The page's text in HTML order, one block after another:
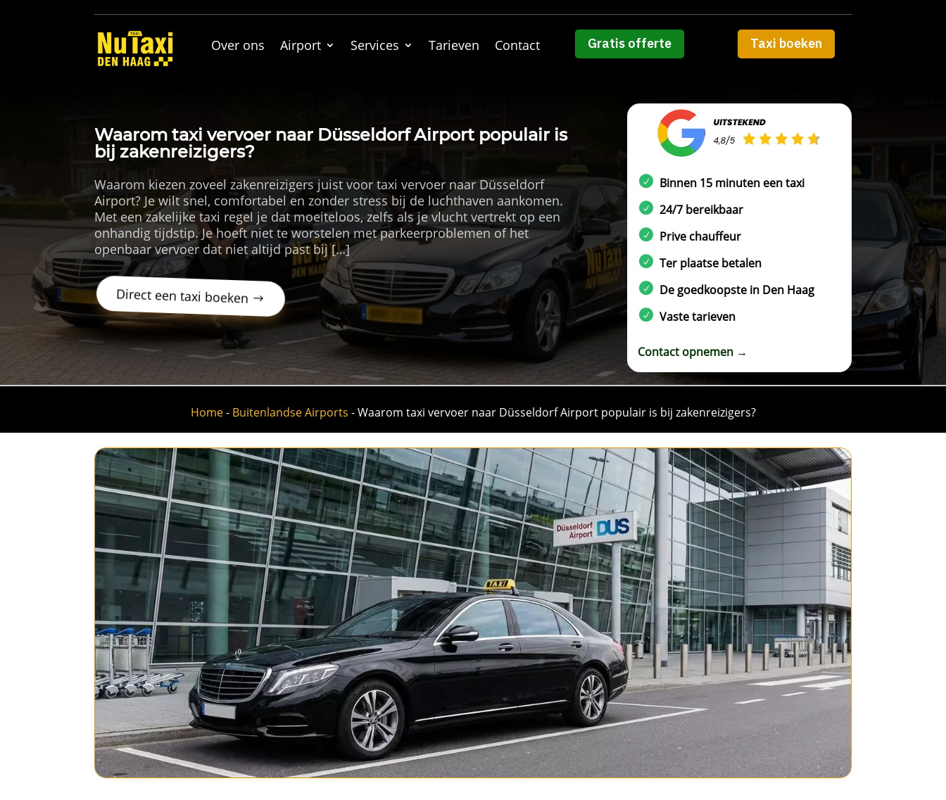
Over ons Airport Services Tarieven Contact Gratis offerte Taxi boeken
Waarom taxi vervoer naar Düsseldorf Airport populair is
bij zakenreizigers?
Waarom kiezen zoveel zakenreizigers juist voor taxi vervoer naar Düsseldorf
Airport? Je wilt snel, comfortabel en zonder stress bij de luchthaven aankomen.
Met een zakelijke taxi regel je dat moeiteloos, zelfs als je vlucht vertrekt op een
onhandig tijdstip. Je hoeft niet te worstelen met parkeerproblemen of het
openbaar vervoer dat niet altijd past bij […]
Direct een taxi boeken
Binnen 15 minuten een taxi
24/7 bereikbaar
Prive chauffeur
Ter plaatse betalen
De goedkoopste in Den Haag
Vaste tarieven
Contact opnemen →
Home- Buitenlandse Airports -Waarom taxi vervoer naar Düsseldorf Airport populair is bij zakenreizigers?